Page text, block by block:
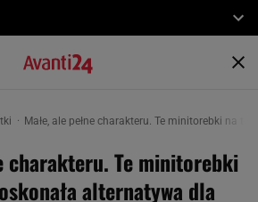
Małe, ale pełne charakteru. Te minitorebki na
charakteru. Te minitorebki
alternatywa dla